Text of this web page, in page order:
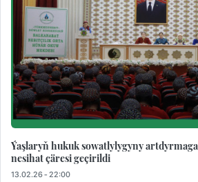
Ýaşlaryň hukuk sowatlylygyny
nesihat çäresi geçirildi
13.02.26 - 22:00